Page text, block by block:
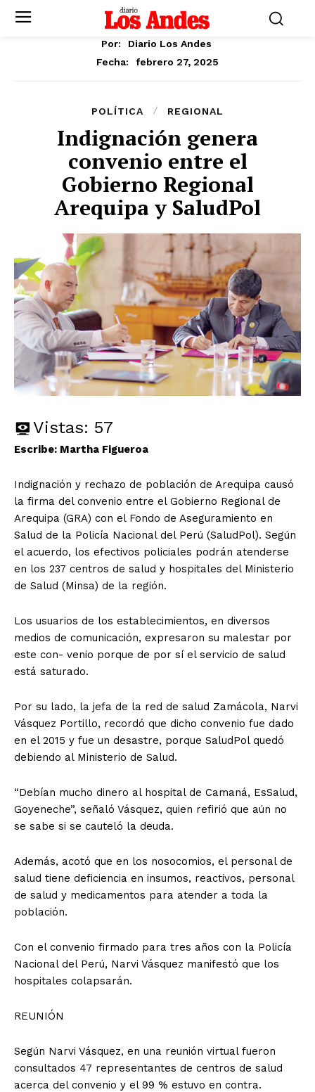
Por:
Diario Los Andes
Fecha:
febrero 27, 2025
POLÍTICA REGIONAL
Indignación genera
convenio entre el
Gobierno Regional
Arequipa y SaludPol
Vistas: 57
Escribe: Martha Figueroa
Indignación y rechazo de población de Arequipa causó
la firma del convenio entre el Gobierno Regional de
Arequipa (GRA) con el Fondo de Aseguramiento en
Salud de la Policía Nacional del Perú (SaludPol). Según
el acuerdo, los efectivos policiales podrán atenderse
en los 237 centros de salud y hospitales del Ministerio
de Salud (Minsa) de la región.
Los usuarios de los establecimientos, en diversos
medios de comunicación, expresaron su malestar por
este con- venio porque de por sí el servicio de salud
está saturado.
Por su lado, la jefa de la red de salud Zamácola, Narvi
Vásquez Portillo, recordó que dicho convenio fue dado
en el 2015 y fue un desastre, porque SaludPol quedó
debiendo al Ministerio de Salud.
“Debían mucho dinero al hospital de Camaná, EsSalud,
Goyeneche”, señaló Vásquez, quien refirió que aún no
se sabe si se cauteló la deuda.
Además, acotó que en los nosocomios, el personal de
salud tiene deficiencia en insumos, reactivos, personal
de salud y medicamentos para atender a toda la
población.
Con el convenio firmado para tres años con la Policía
Nacional del Perú, Narvi Vásquez manifestó que los
hospitales colapsarán.
REUNIÓN
Según Narvi Vásquez, en una reunión virtual fueron
consultados 47 representantes de centros de salud
acerca del convenio y el 99 % estuvo en contra.